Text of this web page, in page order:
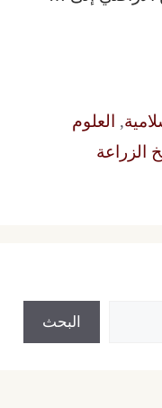
, العلوم
الزراعة
البحث